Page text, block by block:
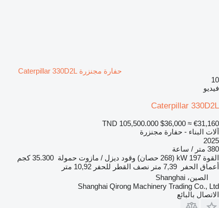
حفارة مجنزرة Caterpillar 330D2L
10
فيديو
Caterpillar 330D2L
TND 105,500.000 $36,000 ≈ €31,160
آلات البناء - حفارة مجنزرة
2025
380 متر / ساعة
القوة 197 kW (268 حصان) وقود ديزل / مازوت حمولة 35.300 كجم
أعماق الحفر
7,39 متر نصف القطر للحفر 10,92 متر
الصين، Shanghai
Shanghai Qirong Machinery Trading Co., Ltd
الاتصال بالبائع